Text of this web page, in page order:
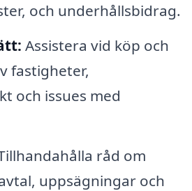
och underhållsbidrag.
Assistera vid köp och
fastigheter,
och issues med
råd om
uppsägningar och